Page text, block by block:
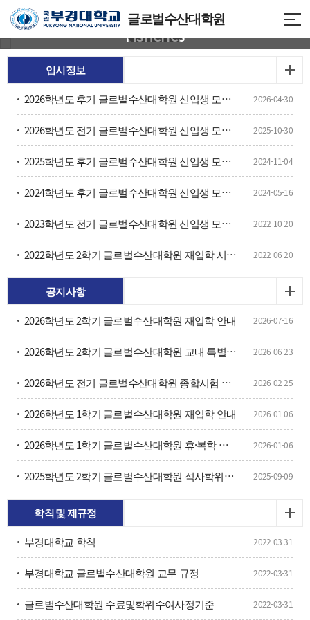
글로벌수산대학원
Graduate School of Global
Fisheries
Graduate School of Global
Fisheries
입시정보
2026학년도 후기 글로벌수산대학원 신입생 모집 안내
2026-04-30
2026학년도 전기 글로벌수산대학원 신입생 모집 안내 2025-10-30
2025학년도 후기 글로벌수산대학원 신입생 모집 안내 2024-11-04
2024학년도 후기 글로벌수산대학원 신입생 모집 안내 2024-05-16
2023학년도 전기 글로벌수산대학원 신입생 모집 안내 2022-10-20
2022학년도 2학기 글로벌수산대학원 재입학 시행 계획 2022-06-20
공지사항
2026학년도 2학기 글로벌수산대학원 재입학 안내
2026-07-16
2026학년도 2학기 글로벌수산대학원 교내 특별장학금 신청 안내 2026-06-23
2026학년도 전기 글로벌수산대학원 종합시험 공고 2026-02-25
2026학년도 1학기 글로벌수산대학원 재입학 안내 2026-01-06
2026학년도 1학기 글로벌수산대학원 휴·복학 안내 2026-01-06
2025학년도 2학기 글로벌수산대학원 석사학위청구논문 심사 계획 안내 2025-09-09
학칙 및 제규정
부경대학교 학칙
2022-03-31
부경대학교 글로벌수산대학원 교무 규정 2022-03-31
글로벌수산대학원 수료및학위수여사정기준 2022-03-31